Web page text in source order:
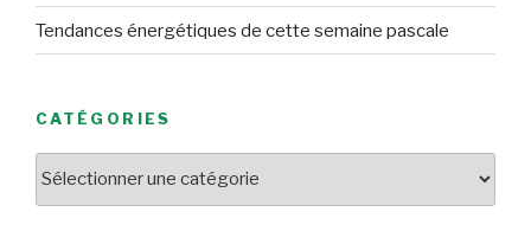
Tendances énergétiques de cette semaine pascale
CATÉGORIES